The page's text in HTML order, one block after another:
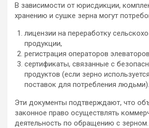
В зависимости от юрисдикции,
хранению и сушке зерна могут
лицензии на переработку
продукции,
регистрация операторов элеваторов
сертификаты, связанные с
продуктов (если зерно
поставок для потребления людьми).
Эти документы подтверждают, что
законное право осуществлять
деятельность по обращению с зерном.